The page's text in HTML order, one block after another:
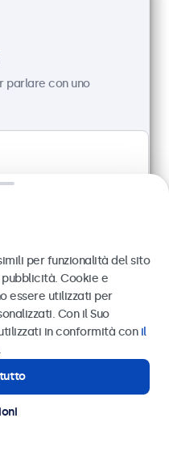
mm
Aggiungi al carrello
sono appositamente
vendita, chioschi e
ampie opzioni di
parlare con uno
per funzionalità del sito
Cookie e
essere utilizzati per
Con il Suo
in conformità con il
.